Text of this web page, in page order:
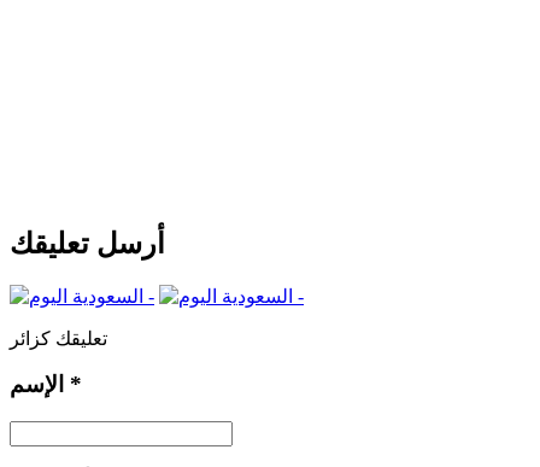
أرسل تعليقك
تعليقك كزائر
*